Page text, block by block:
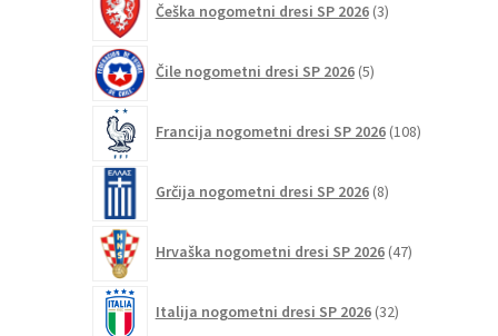
Češka nogometni dresi SP 2026 3izdelki
Čile nogometni dresi SP 2026 5izdelkov
Francija nogometni dresi SP 2026 108izdelkov
Grčija nogometni dresi SP 2026 8izdelkov
Hrvaška nogometni dresi SP 2026 47izdelkov
Italija nogometni dresi SP 2026 32izdelkov